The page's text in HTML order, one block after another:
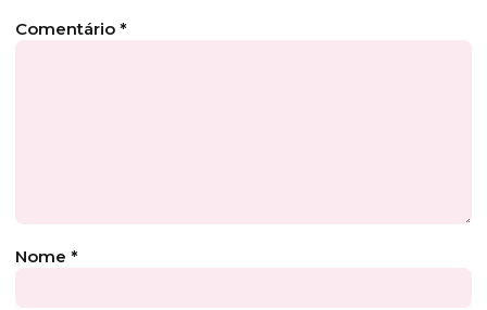
Comentário *
Nome *